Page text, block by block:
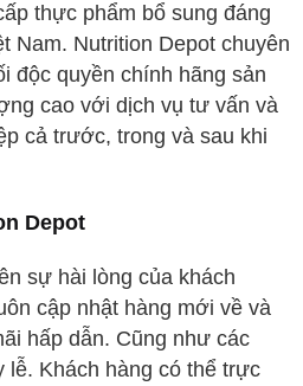
thực phẩm bổ sung đáng
Nam. Nutrition Depot chuyên
độc quyền chính hãng sản
cao với dịch vụ tư vấn và
cả trước, trong và sau khi
Depot
sự hài lòng của khách
cập nhật hàng mới về và
hấp dẫn. Cũng như các
lễ. Khách hàng có thể trực